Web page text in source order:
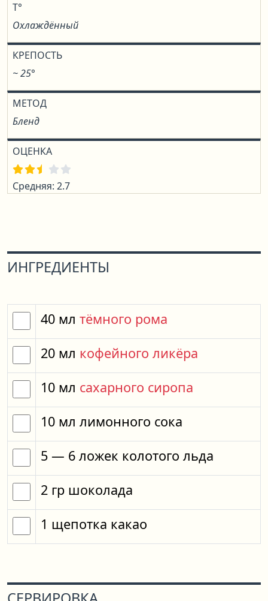
T°
Охлаждённый
КРЕПОСТЬ
~ 25°
МЕТОД
Бленд
ОЦЕНКА
Средняя: 2.7
ИНГРЕДИЕНТЫ
40 мл тёмного рома
20 мл кофейного ликёра
10 мл сахарного сиропа
10 мл лимонного сока
5 — 6 ложек колотого льда
2 гр шоколада
1 щепотка какао